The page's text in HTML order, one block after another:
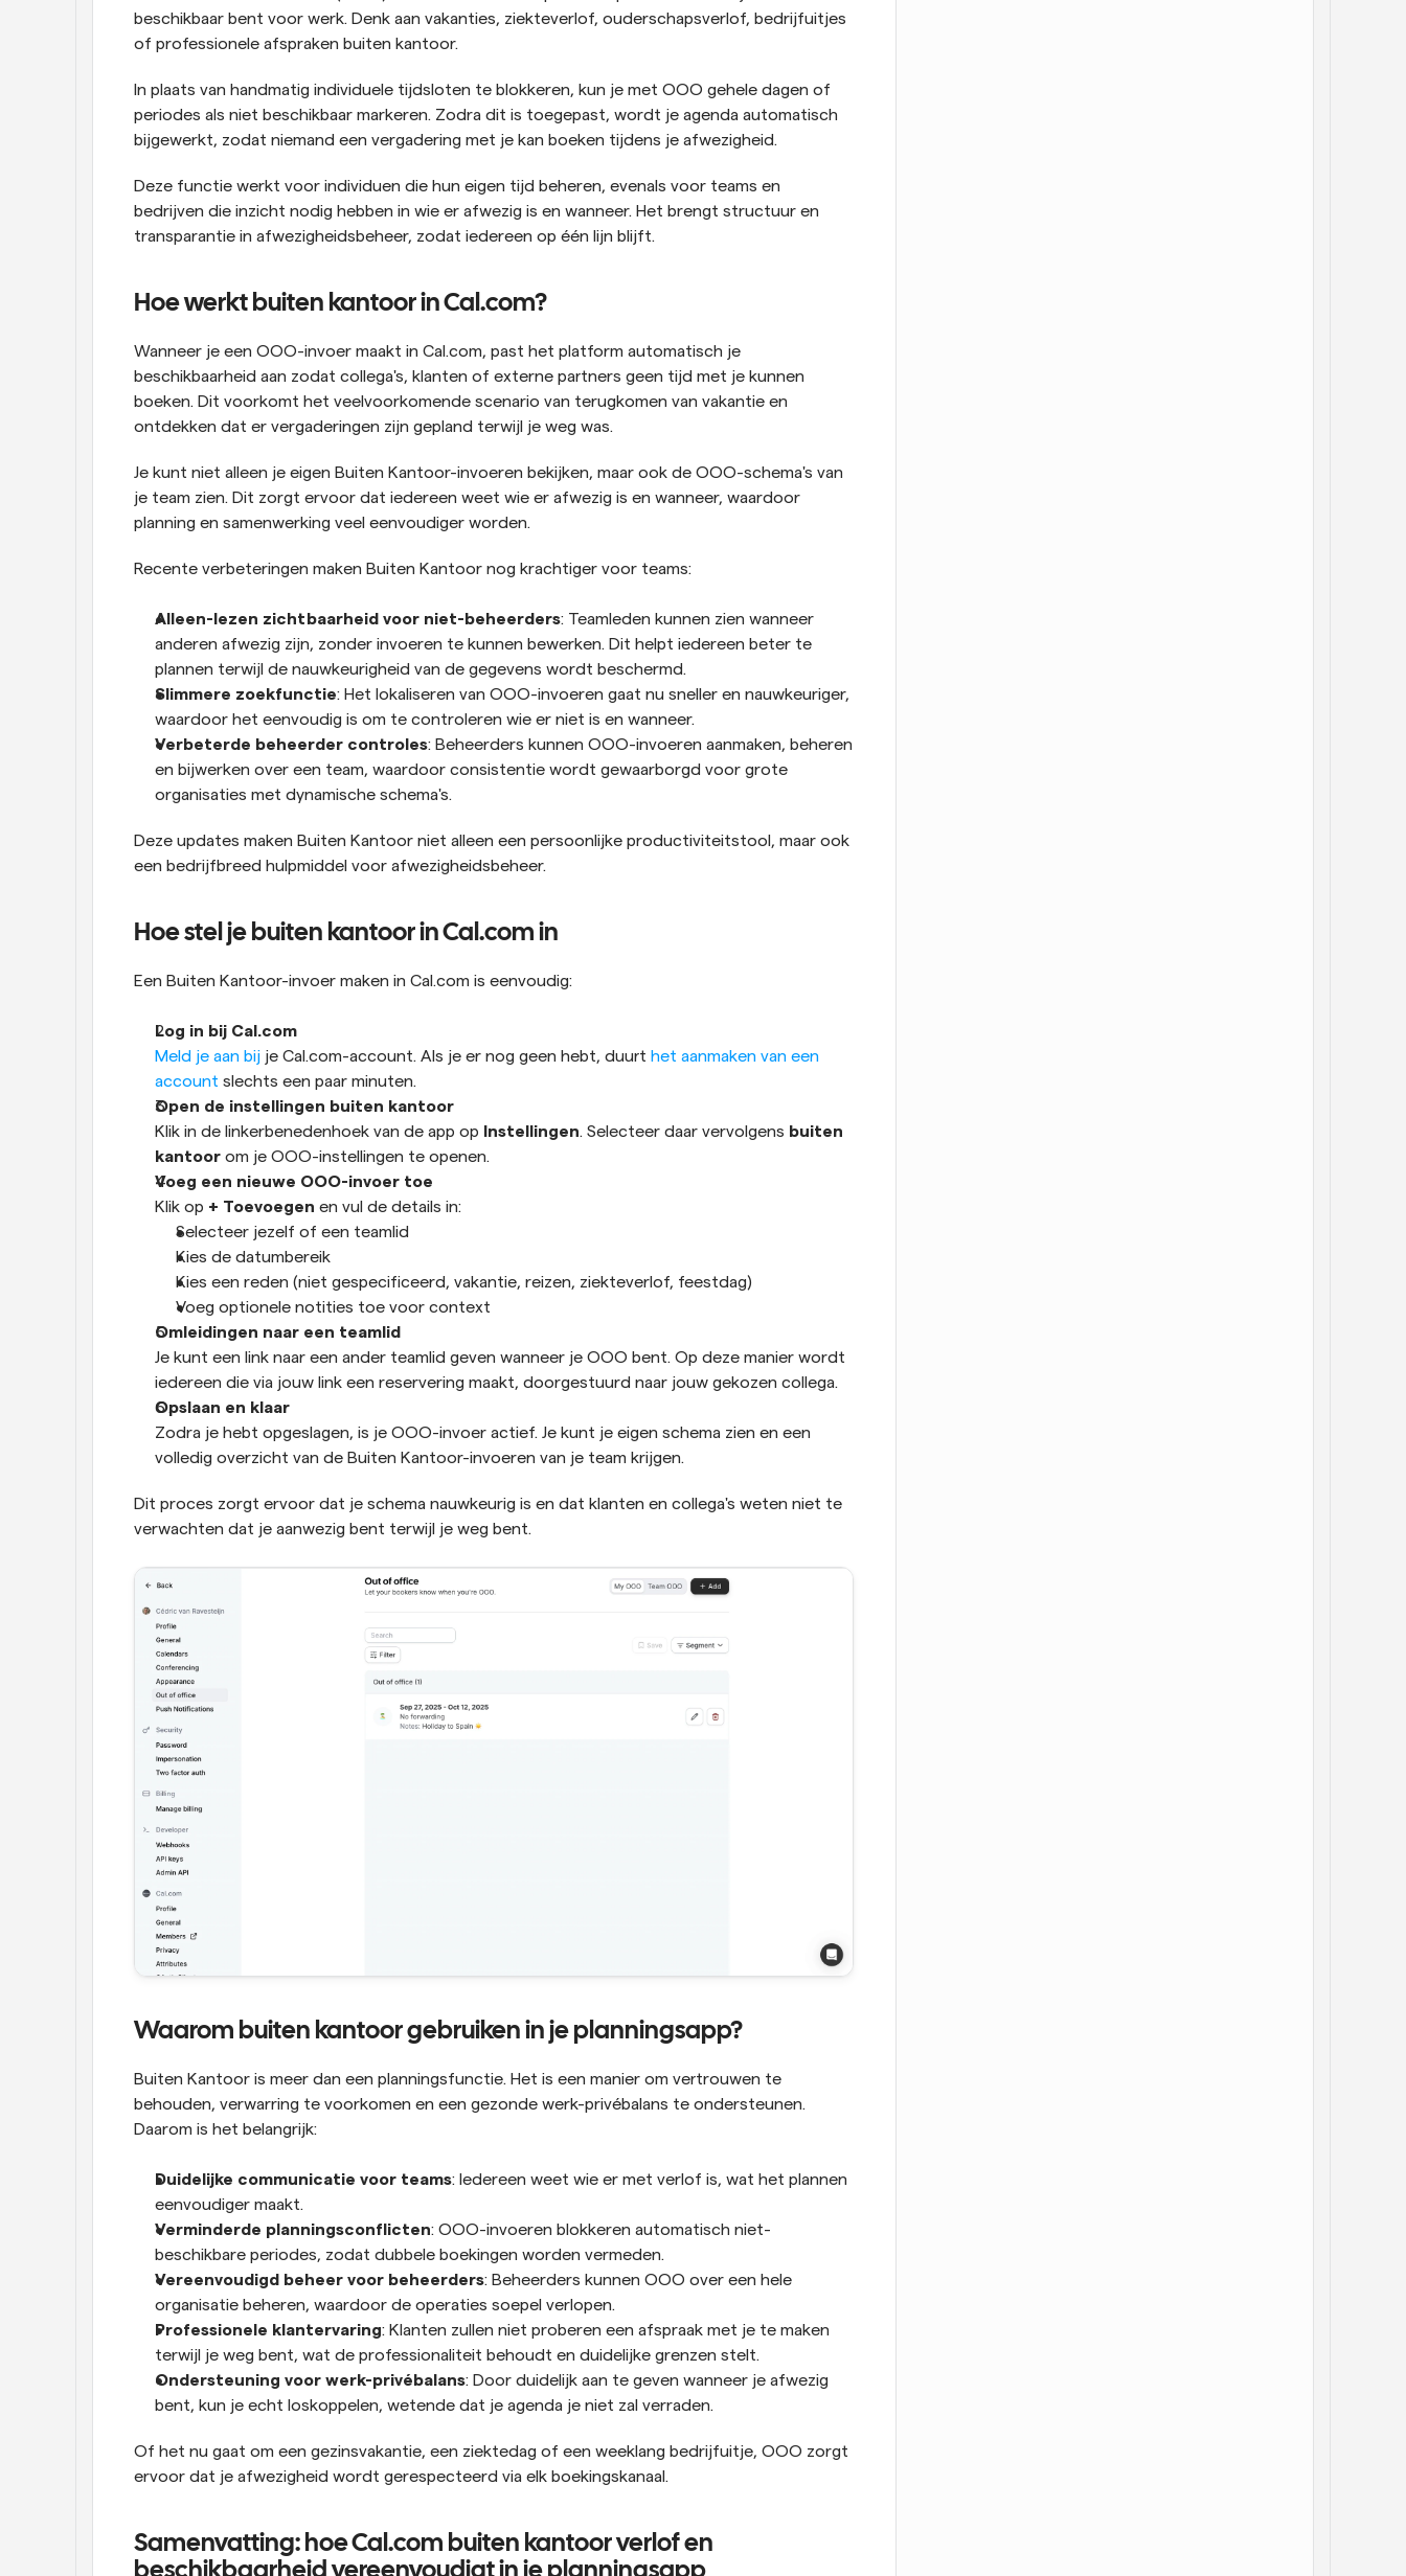
beschikbaar bent voor werk. Denk aan vakanties, ziekteverlof, ouderschapsverlof, bedrijfuitjes
of professionele afspraken buiten kantoor.
In plaats van handmatig individuele tijdsloten te blokkeren, kun je met OOO gehele dagen of
periodes als niet beschikbaar markeren. Zodra dit is toegepast, wordt je agenda automatisch
bijgewerkt, zodat niemand een vergadering met je kan boeken tijdens je afwezigheid.
Deze functie werkt voor individuen die hun eigen tijd beheren, evenals voor teams en
bedrijven die inzicht nodig hebben in wie er afwezig is en wanneer. Het brengt structuur en
transparantie in afwezigheidsbeheer, zodat iedereen op één lijn blijft.
Hoe werkt buiten kantoor in Cal.com?
Wanneer je een OOO-invoer maakt in Cal.com, past het platform automatisch je
beschikbaarheid aan zodat collega's, klanten of externe partners geen tijd met je kunnen
boeken. Dit voorkomt het veelvoorkomende scenario van terugkomen van vakantie en
ontdekken dat er vergaderingen zijn gepland terwijl je weg was.
Je kunt niet alleen je eigen Buiten Kantoor-invoeren bekijken, maar ook de OOO-schema's van
je team zien. Dit zorgt ervoor dat iedereen weet wie er afwezig is en wanneer, waardoor
planning en samenwerking veel eenvoudiger worden.
Recente verbeteringen maken Buiten Kantoor nog krachtiger voor teams:
Alleen-lezen zichtbaarheid voor niet-beheerders: Teamleden kunnen zien wanneer
anderen afwezig zijn, zonder invoeren te kunnen bewerken. Dit helpt iedereen beter te
plannen terwijl de nauwkeurigheid van de gegevens wordt beschermd.
Slimmere zoekfunctie: Het lokaliseren van OOO-invoeren gaat nu sneller en nauwkeuriger,
waardoor het eenvoudig is om te controleren wie er niet is en wanneer.
Verbeterde beheerder controles: Beheerders kunnen OOO-invoeren aanmaken, beheren
en bijwerken over een team, waardoor consistentie wordt gewaarborgd voor grote
organisaties met dynamische schema's.
Deze updates maken Buiten Kantoor niet alleen een persoonlijke productiviteitstool, maar ook
een bedrijfbreed hulpmiddel voor afwezigheidsbeheer.
Hoe stel je buiten kantoor in Cal.com in
Een Buiten Kantoor-invoer maken in Cal.com is eenvoudig:
Log in bij Cal.com
Meld je aan bij je Cal.com-account. Als je er nog geen hebt, duurt het aanmaken van een
account slechts een paar minuten.
Open de instellingen buiten kantoor
Klik in de linkerbenedenhoek van de app op
Instellingen. Selecteer daar vervolgens buiten
kantoor om je OOO-instellingen te openen.
Voeg een nieuwe OOO-invoer toe
Klik op + Toevoegen en vul de details in:
Selecteer jezelf of een teamlid
Kies de datumbereik
Kies een reden (niet gespecificeerd, vakantie, reizen, ziekteverlof, feestdag)
Voeg optionele notities toe voor context
Omleidingen naar een teamlid
Je kunt een link naar een ander teamlid geven wanneer je OOO bent. Op deze manier wordt
iedereen die via jouw link een reservering maakt, doorgestuurd naar jouw gekozen collega.
Opslaan en klaar
Zodra je hebt opgeslagen, is je OOO-invoer actief. Je kunt je eigen schema zien en een
volledig overzicht van de Buiten Kantoor-invoeren van je team krijgen.
Dit proces zorgt ervoor dat je schema nauwkeurig is en dat klanten en collega's weten niet te
verwachten dat je aanwezig bent terwijl je weg bent.
Waarom buiten kantoor gebruiken in je planningsapp?
Buiten Kantoor is meer dan een planningsfunctie. Het is een manier om vertrouwen te
behouden, verwarring te voorkomen en een gezonde werk-privébalans te ondersteunen.
Daarom is het belangrijk:
Duidelijke communicatie voor teams: Iedereen weet wie er met verlof is, wat het plannen
eenvoudiger maakt.
Verminderde planningsconflicten: OOO-invoeren blokkeren automatisch niet-
beschikbare periodes, zodat dubbele boekingen worden vermeden.
Vereenvoudigd beheer voor beheerders: Beheerders kunnen OOO over een hele
organisatie beheren, waardoor de operaties soepel verlopen.
Professionele klantervaring: Klanten zullen niet proberen een afspraak met je te maken
terwijl je weg bent, wat de professionaliteit behoudt en duidelijke grenzen stelt.
Ondersteuning voor werk-privébalans: Door duidelijk aan te geven wanneer je afwezig
bent, kun je echt loskoppelen, wetende dat je agenda je niet zal verraden.
Of het nu gaat om een gezinsvakantie, een ziektedag of een weeklang bedrijfuitje, OOO zorgt
ervoor dat je afwezigheid wordt gerespecteerd via elk boekingskanaal.
Samenvatting: hoe Cal.com buiten kantoor verlof en